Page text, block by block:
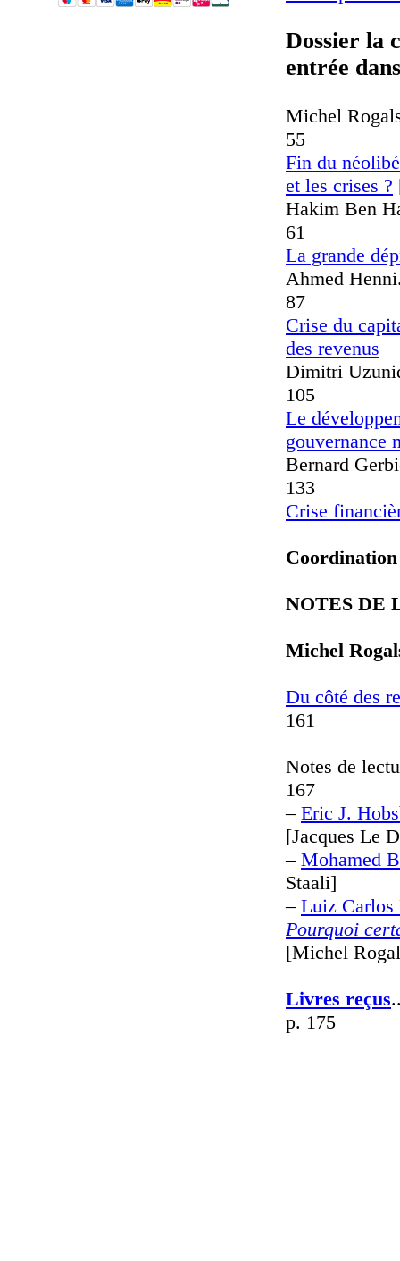
Dossier la
entrée
Michel
55
Fin du
et les crises ?
Hakim Ben
61
La grande
Ahmed
87
Crise du
des revenus
Dimitri
105
Le
gouvernance
Bernard
133
Crise
NOTES DE
Michel
Du côté des
161
Notes de
167
– Eric J.
[Jacques Le
– Mohamed
Staali]
– Luiz Carlos
Pourquoi
[Michel
Livres reçus
p. 175